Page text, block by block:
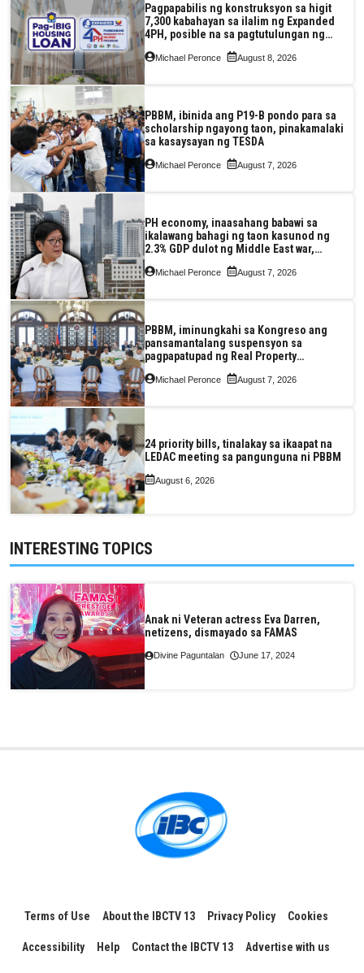
Pagpapabilis ng konstruksyon sa higit
7,300 kabahayan sa ilalim ng Expanded
4PH, posible na sa pagtutulungan ng
Pag-IBIG at P.A. Alvarez
Michael Peronce August 8, 2026
PBBM, ibinida ang P19-B pondo para sa
scholarship ngayong taon, pinakamalaki
sa kasaysayan ng TESDA
Michael Peronce August 7, 2026
PH economy, inaasahang babawi sa
ikalawang bahagi ng taon kasunod ng
2.3% GDP dulot ng Middle East war,
pagkaantala ng public construction
Michael Peronce August 7, 2026
PBBM, iminungkahi sa Kongreso ang
pansamantalang suspensyon sa
pagpapatupad ng Real Property
Valuation and Assessment Reform Act
Michael Peronce August 7, 2026
24 priority bills, tinalakay sa ikaapat na
LEDAC meeting sa pangunguna ni PBBM
August 6, 2026
INTERESTING TOPICS
Anak ni Veteran actress Eva Darren,
netizens, dismayado sa FAMAS
Divine Paguntalan June 17, 2024
Terms of Use About the IBCTV 13 Privacy Policy Cookies
Accessibility Help Contact the IBCTV 13 Advertise with us